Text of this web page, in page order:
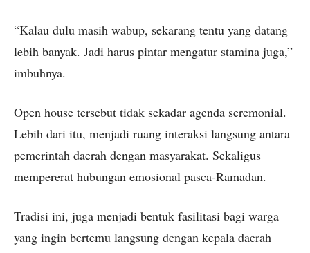
“Kalau dulu masih wabup, sekarang tentu yang datang
lebih banyak. Jadi harus pintar mengatur stamina juga,”
imbuhnya.
Open house tersebut tidak sekadar agenda seremonial.
Lebih dari itu, menjadi ruang interaksi langsung antara
pemerintah daerah dengan masyarakat. Sekaligus
mempererat hubungan emosional pasca-Ramadan.
Tradisi ini, juga menjadi bentuk fasilitasi bagi warga
yang ingin bertemu langsung dengan kepala daerah